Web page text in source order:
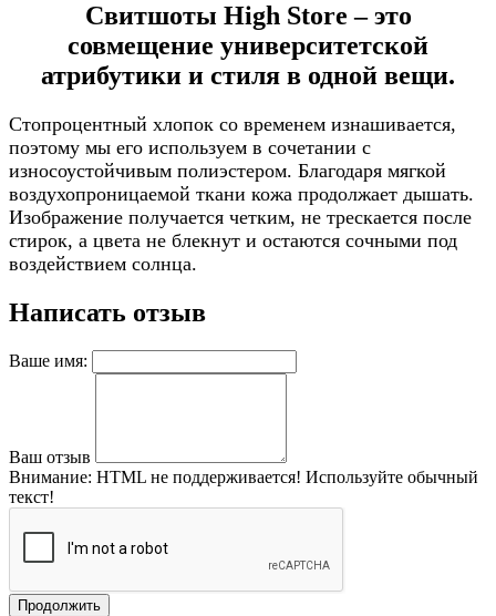
Свитшоты High Store – это
совмещение университетской
атрибутики и стиля в одной вещи.
Стопроцентный хлопок со временем изнашивается,
поэтому мы его используем в сочетании с
износоустойчивым полиэстером. Благодаря мягкой
воздухопроницаемой ткани кожа продолжает дышать.
Изображение получается четким, не трескается после
стирок, а цвета не блекнут и остаются сочными под
воздействием солнца.
Написать отзыв
Ваше имя:
Ваш отзыв
Внимание: HTML не поддерживается! Используйте обычный
текст!
Продолжить